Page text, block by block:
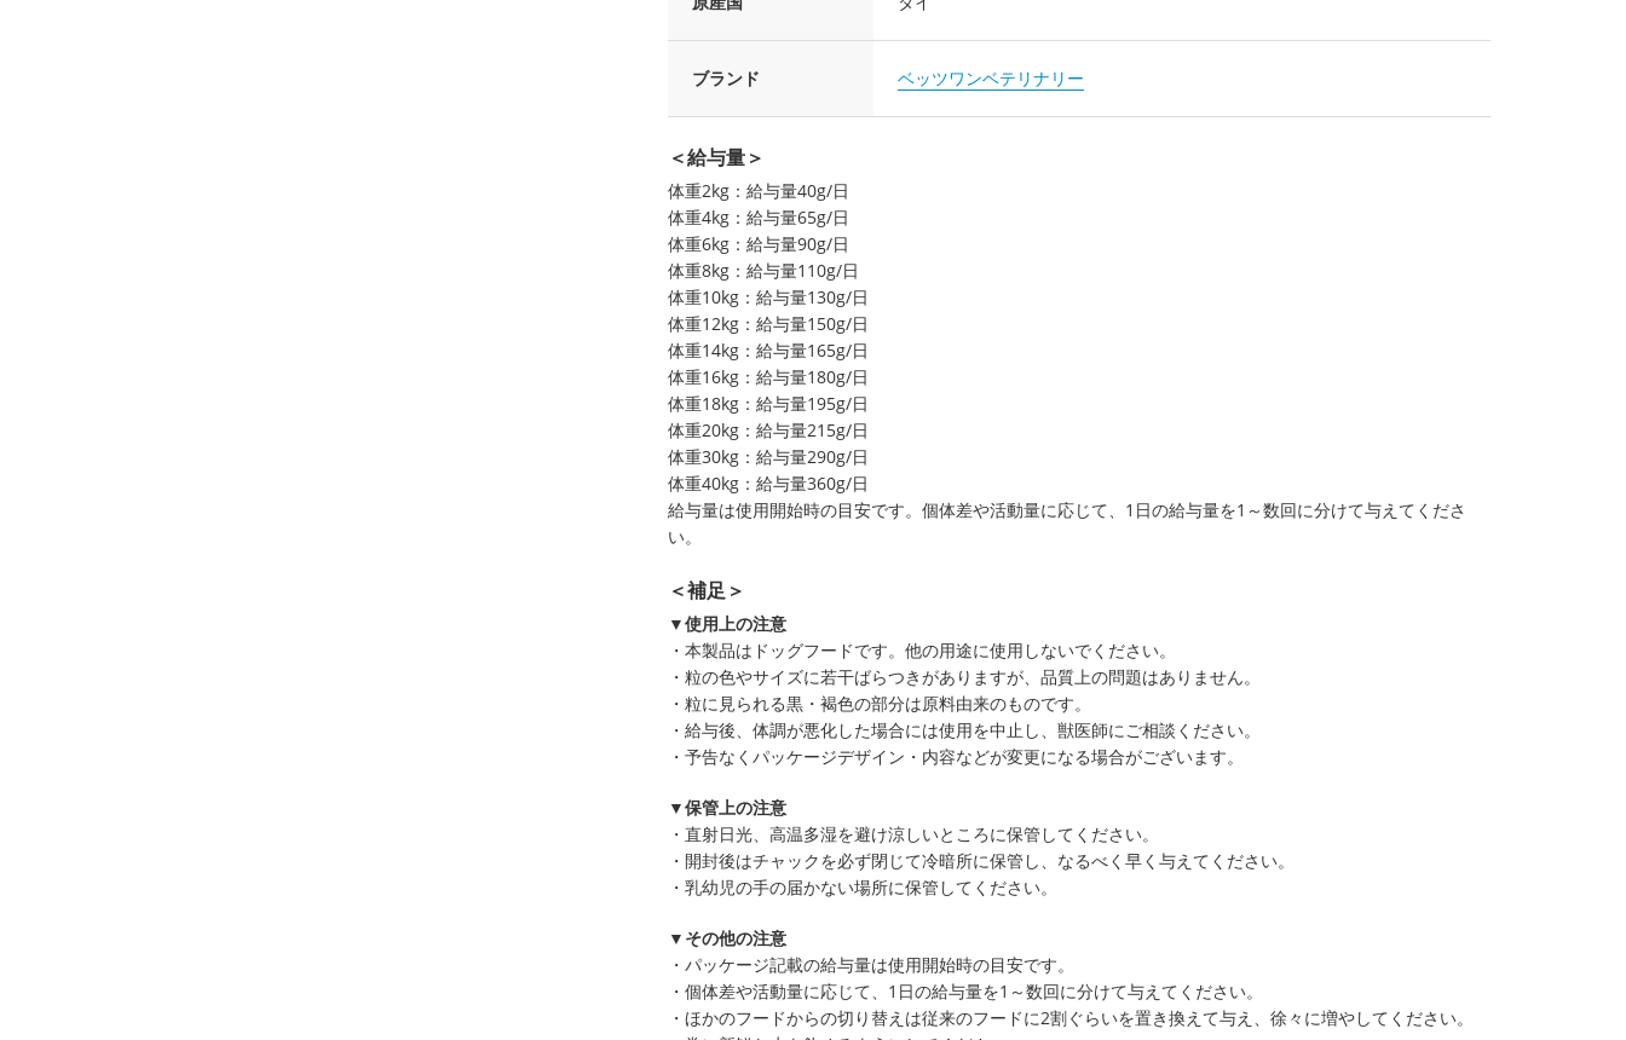
ブランド ベッツワンベテリナリー
＜給与量＞
体重2kg：給与量40g/日
体重4kg：給与量65g/日
体重6kg：給与量90g/日
体重8kg：給与量110g/日
体重10kg：給与量130g/日
体重12kg：給与量150g/日
体重14kg：給与量165g/日
体重16kg：給与量180g/日
体重18kg：給与量195g/日
体重20kg：給与量215g/日
体重30kg：給与量290g/日
体重40kg：給与量360g/日
給与量は使用開始時の目安です。個体差や活動量に応じて、1日の給与量を1～数回に分けて与えてくださ
い。
＜補足＞
▼使用上の注意
・本製品はドッグフードです。他の用途に使用しないでください。
・粒の色やサイズに若干ばらつきがありますが、品質上の問題はありません。
・粒に見られる黒・褐色の部分は原料由来のものです。
・給与後、体調が悪化した場合には使用を中止し、獣医師にご相談ください。
・予告なくパッケージデザイン・内容などが変更になる場合がございます。
▼保管上の注意
・直射日光、高温多湿を避け涼しいところに保管してください。
・開封後はチャックを必ず閉じて冷暗所に保管し、なるべく早く与えてください。
・乳幼児の手の届かない場所に保管してください。
▼その他の注意
・パッケージ記載の給与量は使用開始時の目安です。
・個体差や活動量に応じて、1日の給与量を1～数回に分けて与えてください。
・ほかのフードからの切り替えは従来のフードに2割ぐらいを置き換えて与え、徐々に増やしてください。